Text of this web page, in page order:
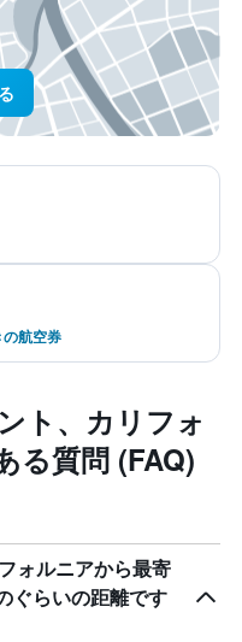
の航空券
ト、カリフォ
る質問 (FAQ)
ォルニアから最寄
ぐらいの距離です